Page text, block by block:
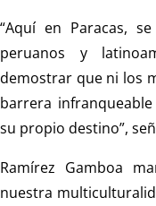
“Aquí en Paracas,
peruanos y
demostrar que ni los
barrera
su propio destino”,
Ramírez Gamboa
nuestra